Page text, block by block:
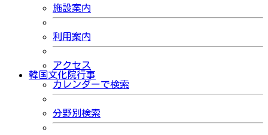
施設案内
利用案内
アクセス
韓国文化院行事
カレンダーで検索
分野別検索